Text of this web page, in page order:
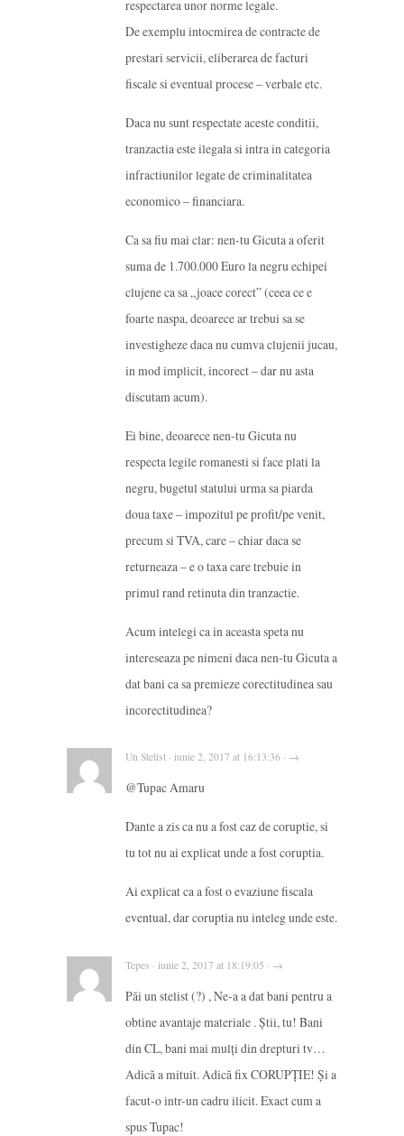
respectarea unor norme legale.
De exemplu intocmirea de contracte de
prestari servicii, eliberarea de facturi
fiscale si eventual procese – verbale etc.
Daca nu sunt respectate aceste conditii,
tranzactia este ilegala si intra in categoria
infractiunilor legate de criminalitatea
economico – financiara.
Ca sa fiu mai clar: nen-tu Gicuta a oferit
suma de 1.700.000 Euro la negru echipei
clujene ca sa „joace corect” (ceea ce e
foarte naspa, deoarece ar trebui sa se
investigheze daca nu cumva clujenii jucau,
in mod implicit, incorect – dar nu asta
discutam acum).
Ei bine, deoarece nen-tu Gicuta nu
respecta legile romanesti si face plati la
negru, bugetul statului urma sa piarda
doua taxe – impozitul pe profit/pe venit,
precum si TVA, care – chiar daca se
returneaza – e o taxa care trebuie in
primul rand retinuta din tranzactie.
Acum intelegi ca in aceasta speta nu
intereseaza pe nimeni daca nen-tu Gicuta a
dat bani ca sa premieze corectitudinea sau
incorectitudinea?
Un Stelist · iunie 2, 2017 at 16:13:36 · →
@Tupac Amaru
Dante a zis ca nu a fost caz de coruptie, si
tu tot nu ai explicat unde a fost coruptia.
Ai explicat ca a fost o evaziune fiscala
eventual, dar coruptia nu inteleg unde este.
Tepes · iunie 2, 2017 at 18:19:05 · →
Păi un stelist (?) , Ne-a a dat bani pentru a
obtine avantaje materiale . Știi, tu! Bani
din CL, bani mai mulți din drepturi tv…
Adică a mituit. Adică fix CORUPȚIE! Și a
facut-o intr-un cadru ilicit. Exact cum a
spus Tupac!